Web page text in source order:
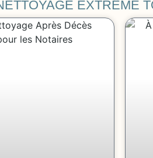
EXTRÊME